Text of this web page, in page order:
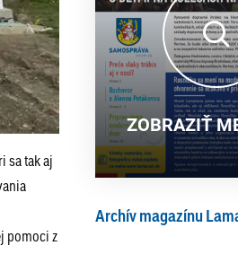
sa tak aj
pomoci z
18. 6. 2026
13. ročník
lipami v
výborný
komunitnú
ZOBRAZIŤ
Archív magazínu